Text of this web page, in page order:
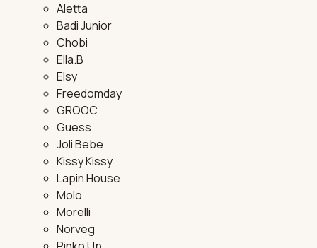
Aletta
Badi Junior
Chobi
Ella.B
Elsy
Freedomday
GROOC
Guess
Joli Bebe
Kissy Kissy
Lapin House
Molo
Morelli
Norveg